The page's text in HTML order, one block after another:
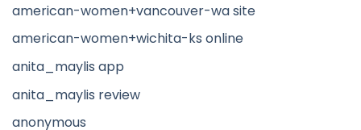
american-women+vancouver-wa site
american-women+wichita-ks online
anita_maylis app
anita_maylis review
anonymous